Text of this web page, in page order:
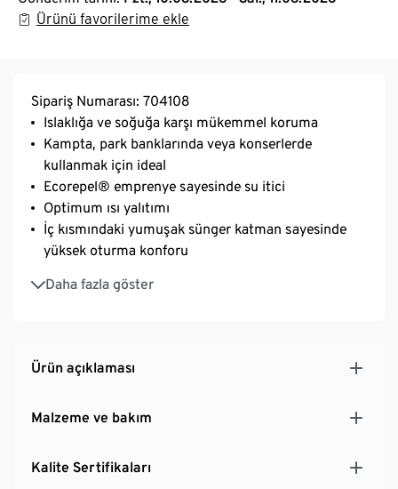
Ürünü favorilerime ekle
Sipariş Numarası: 704108
Islaklığa ve soğuğa karşı mükemmel koruma
Kampta, park banklarında veya konserlerde
kullanmak için ideal
Ecorepel® emprenye sayesinde su itici
Optimum ısı yalıtımı
İç kısmındaki yumuşak sünger katman sayesinde
yüksek oturma konforu
Daha fazla göster
Kompakt şekilde katlanabilir ve lastik bantla
kapatılabilir
Ürün açıklaması
Malzeme ve bakım
Kalite Sertifikaları